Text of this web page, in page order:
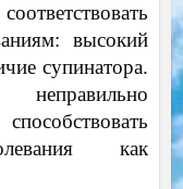
высокий
супинатора.
как